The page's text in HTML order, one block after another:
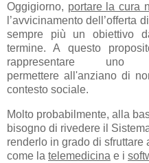
Oggigiorno, portare la cura
l’avvicinamento dell’offerta
sempre più un obiettivo
termine. A questo
rappresentare
permettere all'anziano di
contesto sociale.
Molto probabilmente, a lla
bisogno di rivedere il
renderlo in grado di
come la telemedicina e i